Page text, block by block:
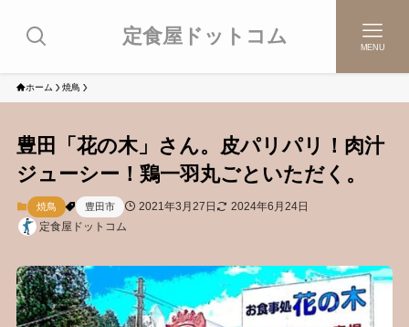
定食屋ドットコム MENU
ホーム 焼鳥
豊田「花の木」さん。皮パリパリ！肉汁
ジューシー！鶏一羽丸ごといただく。
焼鳥 豊田市 2021年3月27日
2024年6月24日
定食屋ドットコム